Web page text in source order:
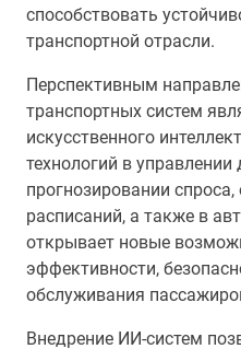
способствовать
транспортной отрасли.
Перспективным
транспортных систем
искусственного
технологий в
прогнозировании
расписаний, а также в
открывает новые
эффективности,
обслуживания
Внедрение ИИ-систем